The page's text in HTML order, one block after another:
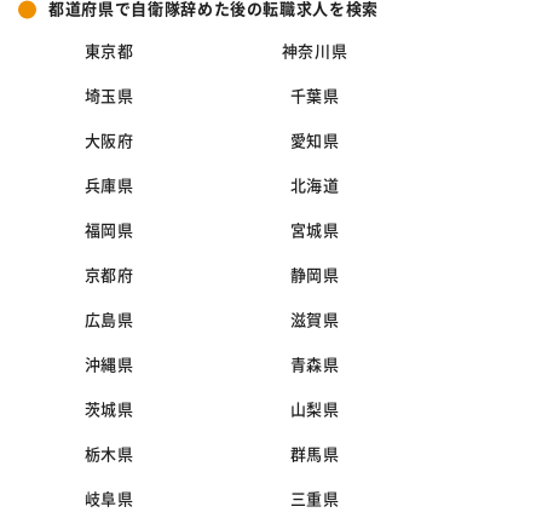
都道府県で自衛隊辞めた後の転職求人を検索
東京都 神奈川県
埼玉県 千葉県
大阪府 愛知県
兵庫県 北海道
福岡県 宮城県
京都府 静岡県
広島県 滋賀県
沖縄県 青森県
茨城県 山梨県
栃木県 群馬県
岐阜県 三重県